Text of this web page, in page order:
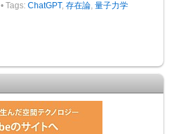
• Tags:ChatGPT,存在論,量子力学